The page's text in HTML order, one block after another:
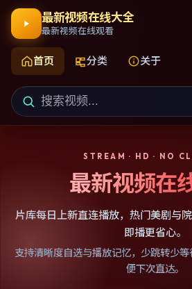
最新视频在线大全
最新视频在线观看
首页 分类 关于
STREAM · HD · NO
最新视频在
片库每日上新直连播放，热门美剧与
即播更省心。
支持清晰度自选与播放记忆，少跳转少
便下次直达。